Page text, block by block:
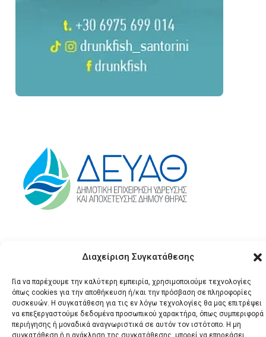
Διαχείριση Συγκατάθεσης
Για να παρέχουμε την καλύτερη εμπειρία, χρησιμοποιούμε τεχνολογίες
όπως cookies για την αποθήκευση ή/και την πρόσβαση σε πληροφορίες
συσκευών. Η συγκατάθεση για τις εν λόγω τεχνολογίες θα μας επιτρέψει
να επεξεργαστούμε δεδομένα προσωπικού χαρακτήρα, όπως συμπεριφορά
περιήγησης ή μοναδικά αναγνωριστικά σε αυτόν τον ιστότοπο. Η μη
συγκατάθεση ή η ανάκληση της συγκατάθεσης, μπορεί να επηρεάσει
© 2026 Santonews - Όλα
τα δικαιώματα